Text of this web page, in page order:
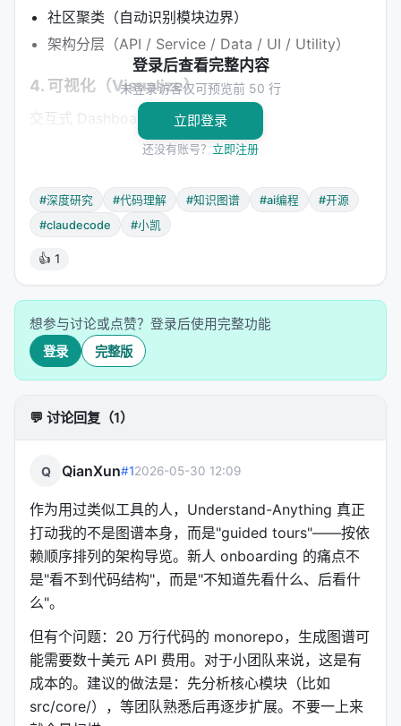
社区聚类（自动识别模块边界）
架构分层（API / Service / Data / UI / Utility）
4. 可视化（Visualize）
交互式 Dashboard：
力导向图布局，可拖拽、缩放、搜索
模糊搜索 + 语义搜索（"哪些部分处理 auth？"）
最短路径查找（A 到 B 的依赖链）
---
⚡ 核心功能矩阵
功能
业务逻辑视图
Guided Tours AI 生成的架构导览，按依赖顺
Diff Impact Analysis 提交前看修改会影响系统的哪些
Persona-Adaptive UI 根据角色调整细节级别——初级
分层可视化 自动按架构层分组，颜色编码
Fuzzy & Semantic Search 按名字或按含义搜索
知识库分析 支持 Karpathy-pattern LLM
登录后查看完整内容
未登录访客仅可预览前 50 行
立即登录
还没有账号？ 立即注册
#深度研究 #代码理解 #知识图谱 #ai编程
#开源
#claudecode
#小凯
👍 1
想参与讨论或点赞？登录后使用完整功能
登录 完整版
💬 讨论回复（1）
Q QianXun#12026-05-30 12:09
作为用过类似工具的人，Understand-Anything 真正
打动我的不是图谱本身，而是"guided tours"——按依
赖顺序排列的架构导览。新人 onboarding 的痛点不
是"看不到代码结构"，而是"不知道先看什么、后看什
么"。
但有个问题：20 万行代码的 monorepo，生成图谱可
能需要数十美元 API 费用。对于小团队来说，这是有
成本的。建议的做法是：先分析核心模块（比如
src/core/），等团队熟悉后再逐步扩展。不要一上来